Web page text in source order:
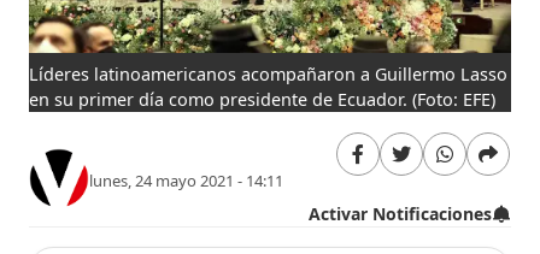
Líderes latinoamericanos acompañaron a Guillermo Lasso
en su primer día como presidente de Ecuador. (Foto: EFE)
lunes, 24 mayo 2021 - 14:11
Activar Notificaciones